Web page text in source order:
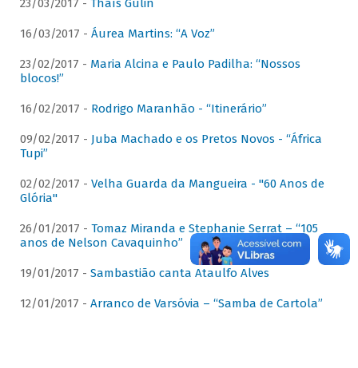
23/03/2017 - Thaís Gulin
16/03/2017 - Áurea Martins: “A Voz”
23/02/2017 - Maria Alcina e Paulo Padilha: “Nossos
blocos!”
16/02/2017 - Rodrigo Maranhão - “Itinerário”
09/02/2017 - Juba Machado e os Pretos Novos - “África
Tupi”
02/02/2017 - Velha Guarda da Mangueira - "60 Anos de
Glória"
26/01/2017 - Tomaz Miranda e Stephanie Serrat – “105
anos de Nelson Cavaquinho”
19/01/2017 - Sambastião canta Ataulfo Alves
12/01/2017 - Arranco de Varsóvia – “Samba de Cartola”